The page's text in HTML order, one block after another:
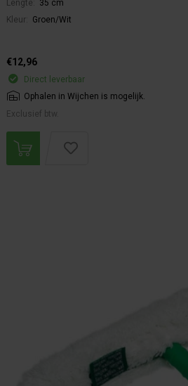
Lengte:
35 cm
Kleur:
Groen/Wit
€12,96
Direct leverbaar
Ophalen in Wijchen is mogelijk.
Exclusief btw.